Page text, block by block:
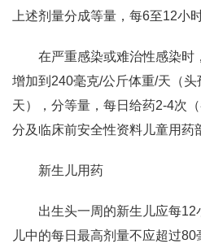
上述剂量分成等量，每6至12小
在严重感染或难治性感染时
增加到240毫克/公斤体重/天（
天），分等量，每日给药2-4次
分及临床前安全性资料儿童用药
新生儿用药
出生头一周的新生儿应每
儿中的每日最高剂量不应超过